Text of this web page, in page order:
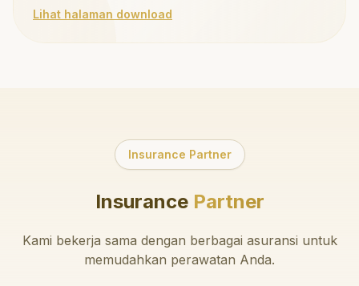
Lihat halaman download
Insurance Partner
InsurancePartner
Kami bekerja sama dengan berbagai asuransi untuk
memudahkan perawatan Anda.